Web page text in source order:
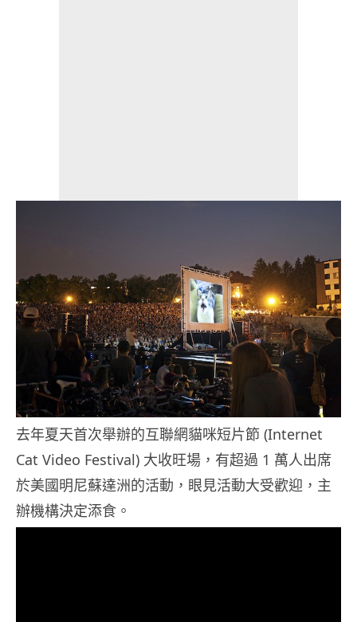
去年夏天首次舉辦的互聯網貓咪短片節 (Internet
Cat Video Festival) 大收旺場，有超過 1 萬人出席
於美國明尼蘇達洲的活動，眼見活動大受歡迎，主
辦機構決定添食。